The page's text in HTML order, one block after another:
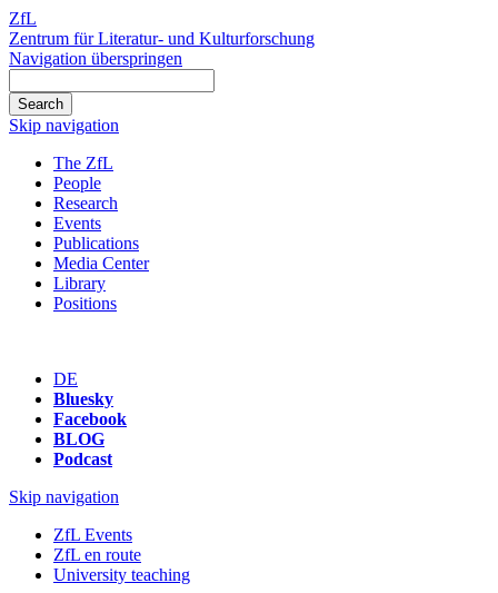
ZfL
Zentrum für Literatur- und Kulturforschung
Navigation überspringen
Skip navigation
The ZfL
People
Research
Events
Publications
Media Center
Library
Positions
DE
Bluesky
Facebook
BLOG
Podcast
Skip navigation
ZfL Events
ZfL en route
University teaching